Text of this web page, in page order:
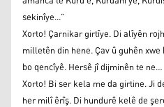
sekinîye...”
Xorto! Çarnikar girtîye. Di alîyên
milletên din hene. Çav û guhên
bo qencîyê. Hersê jî dijminên te ne…
Xorto! Bi ser kela me da girtine. Ji
her milî êrîş. Di hundurê kelê de